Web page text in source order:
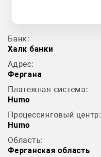
Банк:
Халк банки
Адрес:
Фергана
Платежная система:
Humo
Процессинговый центр:
Humo
Область:
Ферганская область